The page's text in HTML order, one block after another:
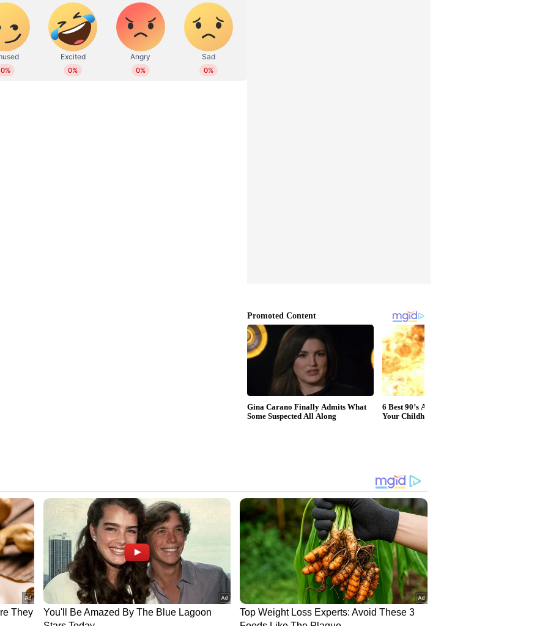
കുത്തി പരിക്കേല്‍പ്പിച്ച സംഭവത്തില്‍
കാലടി കാഞ്ഞൂര്‍ തട്ടാന്‍ പടിയില്‍ ഇന്ന്
സാധിച്ചില്ല. അതിനാൽ സ്ഥാപനത്തിലെ
ബാക്കി തുക ഒരു മണിക്കൂറിനു ശേഷം തരാമെന്നു
തുടർന്ന് സ്ഥാപന ഉടമയെത്തി സ്വർണ്ണം
മനസിലായത്. തുടർന്ന് ആറര മണിയോടെ
നാട്ടുകാരുടെ സഹായത്തോടെ പിടികൂടി
കാണാം...